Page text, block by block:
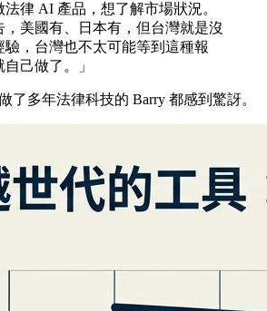
法律 AI 產品，想了解市場狀況。
，美國有、日本有，但台灣就是沒
驗，台灣也不太可能等到這種報
己做了。」
了多年法律科技的 Barry 都感到驚訝。